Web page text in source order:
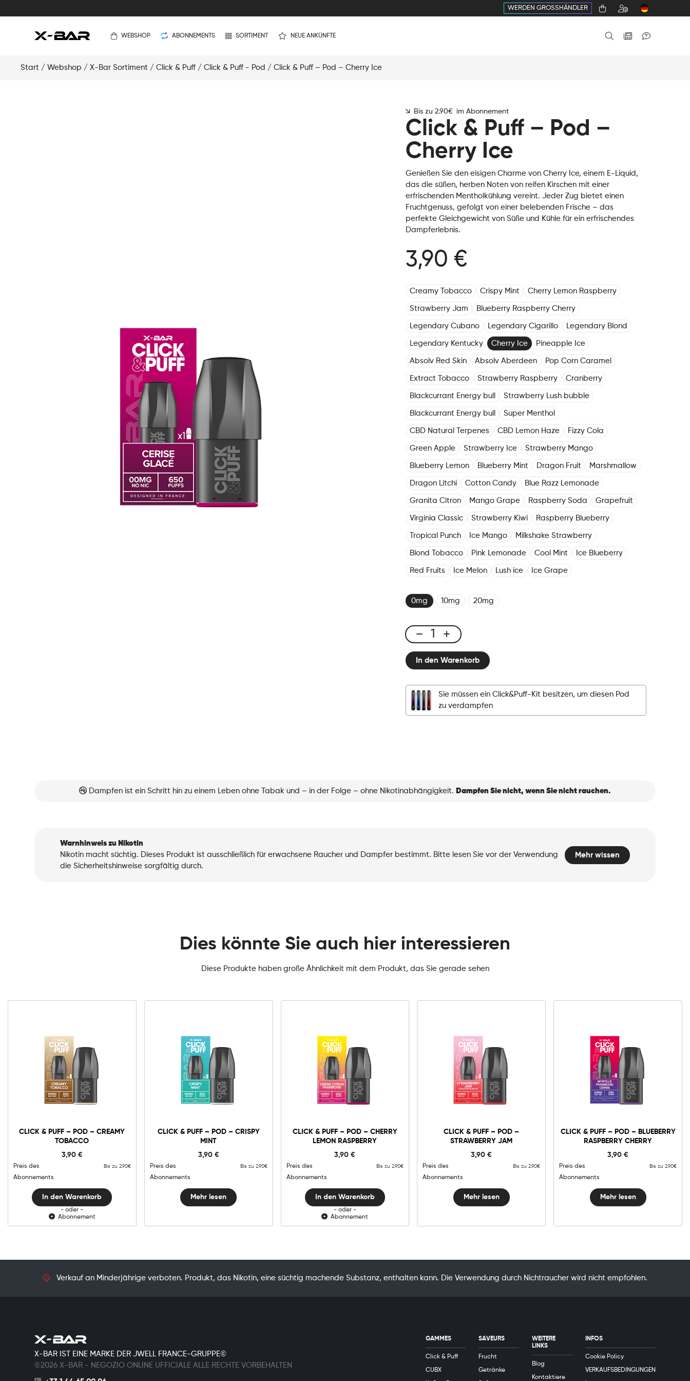
WERDEN GROSSHÄNDLER
WEBSHOP ABONNEMENTS SORTIMENT NEUE ANKÜNFTE
Start / Webshop / X-Bar Sortiment / Click & Puff / Click & Puff - Pod / Click & Puff – Pod – Cherry Ice
Bis zu 2.90€ im Abonnement
Click & Puff – Pod –
Cherry Ice
Genießen Sie den eisigen Charme von Cherry Ice, einem E-Liquid,
das die süßen, herben Noten von reifen Kirschen mit einer
erfrischenden Mentholkühlung vereint. Jeder Zug bietet einen
Fruchtgenuss, gefolgt von einer belebenden Frische – das
perfekte Gleichgewicht von Süße und Kühle für ein erfrischendes
Dampferlebnis.
3,90 €
Creamy Tobacco Crispy Mint Cherry Lemon Raspberry
Strawberry Jam Blueberry Raspberry Cherry
Legendary Cubano Legendary Cigarillo Legendary Blond
Legendary Kentucky Cherry Ice Pineapple Ice
Absolv Red Skin Absolv Aberdeen Pop Corn Caramel
Extract Tobacco Strawberry Raspberry Cranberry
Blackcurrant Energy bull Strawberry Lush bubble
Blackcurrant Energy bull Super Menthol
CBD Natural Terpenes CBD Lemon Haze Fizzy Cola
Green Apple Strawberry Ice Strawberry Mango
Blueberry Lemon Blueberry Mint Dragon Fruit Marshmallow
Dragon Litchi Cotton Candy Blue Razz Lemonade
Granita Citron Mango Grape Raspberry Soda Grapefruit
Virginia Classic Strawberry Kiwi Raspberry Blueberry
Tropical Punch Ice Mango Milkshake Strawberry
Blond Tobacco Pink Lemonade Cool Mint Ice Blueberry
Red Fruits Ice Melon Lush ice Ice Grape
0mg 10mg 20mg
Click
Puff
Pod
Cherry
Ice
In den Warenkorb
Sie müssen ein Click&Puff-Kit besitzen, um diesen Pod
zu verdampfen
Dampfen ist ein Schritt hin zu einem Leben ohne Tabak und – in der Folge – ohne Nikotinabhängigkeit. Dampfen Sie nicht, wenn Sie nicht rauchen.
Warnhinweis zu Nikotin
Nikotin macht süchtig. Dieses Produkt ist ausschließlich für erwachsene Raucher und Dampfer bestimmt. Bitte lesen Sie vor der Verwendung
die Sicherheitshinweise sorgfältig durch.
Mehr wissen
Dies könnte Sie auch hier interessieren
Diese Produkte haben große Ähnlichkeit mit dem Produkt, das Sie gerade sehen
CLICK & PUFF – POD – CREAMY
TOBACCO
3,90 €
Preis des
Abonnements
Bis zu 2.90€
0mg 10mg 20mg
-
-
Tobacco
In den Warenkorb
In den Warenkorb
- oder -
Abonnement
CLICK & PUFF – POD – CRISPY
MINT
3,90 €
Preis des
Abonnements
Bis zu 2.90€
Mehr lesen
CLICK & PUFF – POD – CHERRY
LEMON RASPBERRY
3,90€
Preis des
Abonnements
Bis zu 2.90€
0mg 10mg 20mg
-
Lemon
In den Warenkorb
In den Warenkorb
- oder -
Abonnement
CLICK & PUFF – POD –
STRAWBERRY JAM
3,90€
Preis des
Abonnements
Bis zu 2.90€
Mehr lesen
CLICK & PUFF – POD – BLUEBERRY
RASPBERRY CHERRY
3,90€
Preis des
Abonnements
Bis zu 2.90€
Mehr lesen
Verkauf an Minderjährige verboten. Produkt, das Nikotin, eine süchtig machende Substanz, enthalten kann. Die Verwendung durch Nichtraucher wird nicht empfohlen.
X-BAR IST EINE MARKE DER JWELL FRANCE-GRUPPE©
©2026 X-BAR - NEGOZIO ONLINE UFFICIALE ALLE RECHTE VORBEHALTEN
GAMMES
Click & Puff
CUBX
SAVEURS
Frucht
Getränke
WEITERE
LINKS
Blog
Kontaktiere
INFOS
Cookie Policy
VERKAUFSBEDINGUNGEN